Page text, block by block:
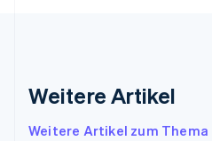
Weitere Artikel
Weitere Artikel zum Thema
Irland
Italien